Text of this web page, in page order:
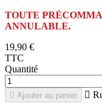
TOUTE
ANNULABLE.
19,90 €
TTC
Quantité
 Ajouter au panier 